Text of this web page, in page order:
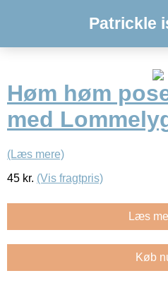
Patrickle
Høm høm
med
(Læs mere)
45 kr. (Vis fragtpris)
Læs
Køb